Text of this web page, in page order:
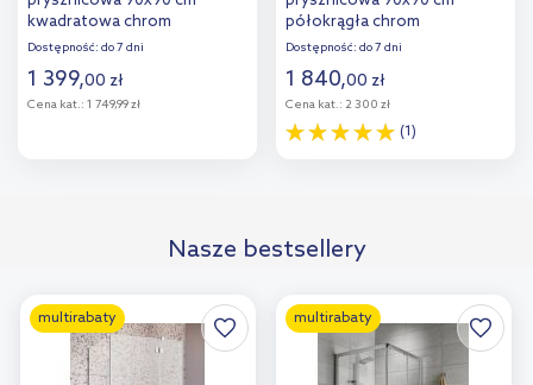
kwadratowa chrom
połysk/szkło przezroczyste
Dostępność: do 7 dni
1 399,00 zł
Cena kat.: 1 749,99 zł
porównania
półokrągła chrom
połysk/szkło przezroczyste
Dostępność: do 7 dni
1 840,00 zł
Cena kat.: 2 300 zł
(1)
porównania
Nasze bestsellery
multirabaty multirabaty